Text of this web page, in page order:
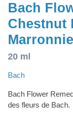
Bach
Chestnut
20 ml
Bach
Bach Flower
des fleurs de Bach.